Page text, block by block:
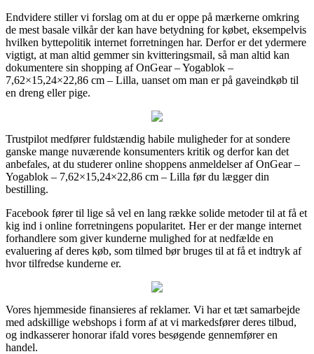
Endvidere stiller vi forslag om at du er oppe på mærkerne omkring
de mest basale vilkår der kan have betydning for købet, eksempelvis
hvilken byttepolitik internet forretningen har. Derfor er det ydermere
vigtigt, at man altid gemmer sin kvitteringsmail, så man altid kan
dokumentere sin shopping af OnGear – Yogablok –
7,62×15,24×22,86 cm – Lilla, uanset om man er på gaveindkøb til
en dreng eller pige.
Trustpilot medfører fuldstændig habile muligheder for at sondere
ganske mange nuværende konsumenters kritik og derfor kan det
anbefales, at du studerer online shoppens anmeldelser af OnGear –
Yogablok – 7,62×15,24×22,86 cm – Lilla før du lægger din
bestilling.
Facebook fører til lige så vel en lang række solide metoder til at få et
kig ind i online forretningens popularitet. Her er der mange internet
forhandlere som giver kunderne mulighed for at nedfælde en
evaluering af deres køb, som tilmed bør bruges til at få et indtryk af
hvor tilfredse kunderne er.
Vores hjemmeside finansieres af reklamer. Vi har et tæt samarbejde
med adskillige webshops i form af at vi markedsfører deres tilbud,
og indkasserer honorar ifald vores besøgende gennemfører en
handel.